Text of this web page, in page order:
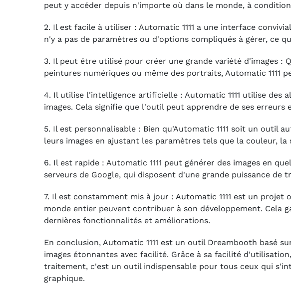
peut y accéder depuis n'importe où dans le monde, à
2. Il est facile à utiliser : Automatic 1111 a une interface
n'y a pas de paramètres ou d'options compliqués à gérer, ce
3. Il peut être utilisé pour créer une grande variété d'images :
peintures numériques ou même des portraits, Automatic 1111
4. Il utilise l'intelligence artificielle : Automatic 1111 utilise des
images. Cela signifie que l'outil peut apprendre de ses
5. Il est personnalisable : Bien qu'Automatic 1111 soit un outil
leurs images en ajustant les paramètres tels que la couleur,
6. Il est rapide : Automatic 1111 peut générer des images en
serveurs de Google, qui disposent d'une grande puissance de
7. Il est constamment mis à jour : Automatic 1111 est un
monde entier peuvent contribuer à son développement. Cela
dernières fonctionnalités et améliorations.
En conclusion, Automatic 1111 est un outil Dreambooth basé
images étonnantes avec facilité. Grâce à sa facilité
traitement, c'est un outil indispensable pour tous ceux qui
graphique.